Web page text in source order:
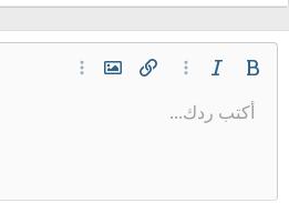
غامق مائل خيارات إضافية…
إدراج رابطإدراج صورةخيارات إضافية…
حجم الخط
9
لون النصعائلة الخط الإبتسامات
إقتباسميديا إعادة تبديل الـ BB codeإزالة التنسيقأكتب ردك...